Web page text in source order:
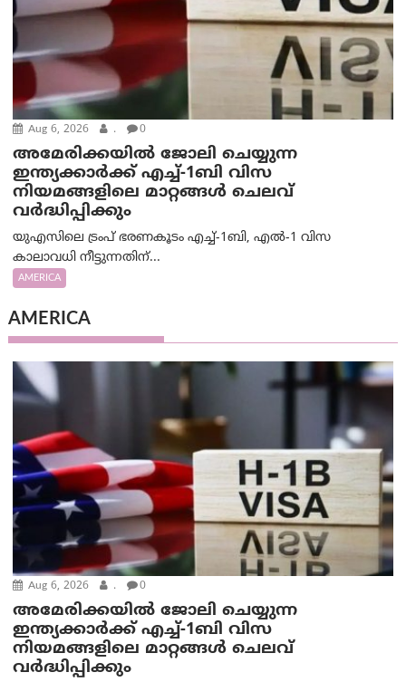
Aug 6, 2026 . 0
അമേരിക്കയില്‍ ജോലി ചെയ്യുന്ന
ഇന്ത്യക്കാർക്ക് എച്ച്-1ബി വിസ
നിയമങ്ങളിലെ മാറ്റങ്ങൾ ചെലവ്
വർദ്ധിപ്പിക്കും
യുഎസിലെ ട്രംപ് ഭരണകൂടം എച്ച്-1ബി, എൽ-1 വിസ
കാലാവധി നീട്ടുന്നതിന്...
AMERICA
AMERICA
Aug 6, 2026 . 0
അമേരിക്കയില്‍ ജോലി ചെയ്യുന്ന
ഇന്ത്യക്കാർക്ക് എച്ച്-1ബി വിസ
നിയമങ്ങളിലെ മാറ്റങ്ങൾ ചെലവ്
വർദ്ധിപ്പിക്കും